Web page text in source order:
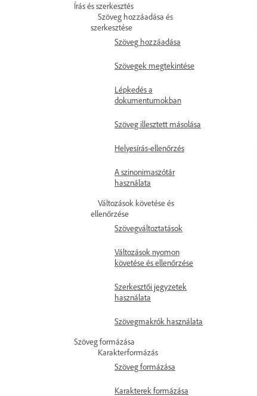
Írás és szerkesztés
Szöveg hozzáadása és
szerkesztése
Szöveg hozzáadása
Szövegek megtekintése
Lépkedés a
dokumentumokban
Szöveg illesztett másolása
Helyesírás-ellenőrzés
A szinonimaszótár
használata
Változások követése és
ellenőrzése
Szövegváltoztatások
Változások nyomon
követése és ellenőrzése
Szerkesztői jegyzetek
használata
Szövegmakrók használata
Szöveg formázása
Karakterformázás
Szöveg formázása
Karakterek formázása